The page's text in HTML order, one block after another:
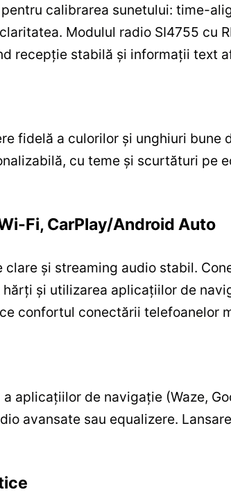
calibrarea sunetului: time-
Modulul radio SI4755 cu
recepție stabilă și informații text
fidelă a culorilor și unghiuri
cu teme și scurtături pe
Fi, CarPlay/Android Auto
și streaming audio stabil.
și utilizarea aplicațiilor de
confortul conectării telefoanelor
aplicațiilor de navigație (Waze,
avansate sau equalizere.